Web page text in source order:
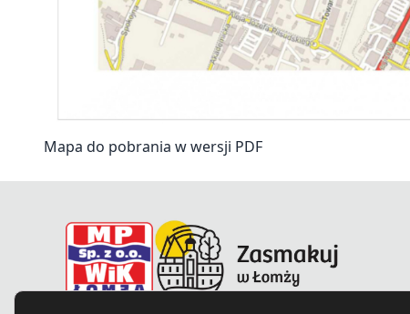
Mapa do pobrania w wersji PDF